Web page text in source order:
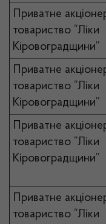
Приватне
товариство “Ліки
Кіровоградщини”
Приватне
товариство “Ліки
Кіровоградщини”
Приватне
товариство “Ліки
Кіровоградщини”
Приватне
товариство “Ліки